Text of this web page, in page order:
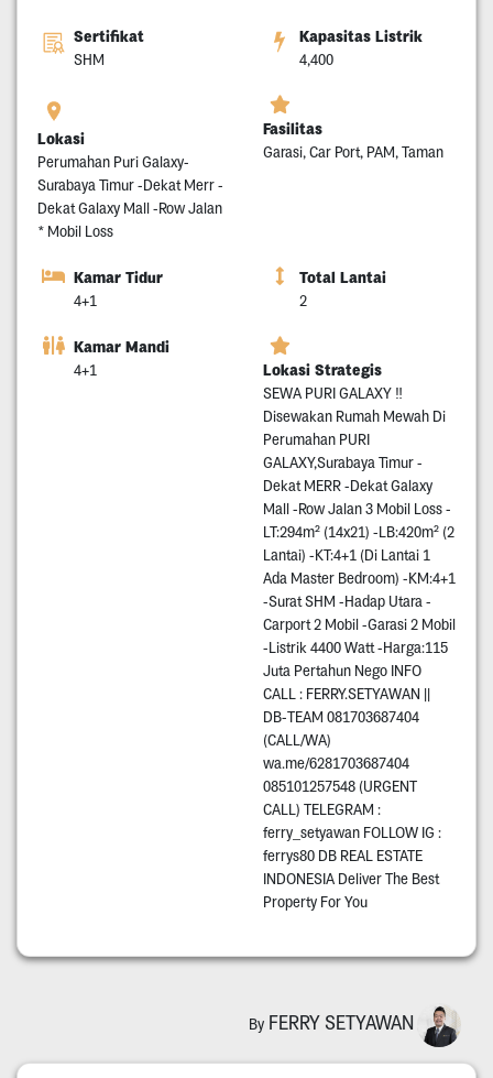
Sertifikat
SHM
Kapasitas Listrik
4,400
Lokasi
Perumahan Puri Galaxy-
Surabaya Timur -Dekat Merr -
Dekat Galaxy Mall -Row Jalan
* Mobil Loss
Fasilitas
Garasi, Car Port, PAM, Taman
Kamar Tidur
4+1
Total Lantai
2
Kamar Mandi
4+1 Lokasi Strategis
SEWA PURI GALAXY ‼️
Disewakan Rumah Mewah Di
Perumahan PURI
GALAXY,Surabaya Timur -
Dekat MERR -Dekat Galaxy
Mall -Row Jalan 3 Mobil Loss -
LT:294m² (14x21) -LB:420m² (2
Lantai) -KT:4+1 (Di Lantai 1
Ada Master Bedroom) -KM:4+1
-Surat SHM -Hadap Utara -
Carport 2 Mobil -Garasi 2 Mobil
-Listrik 4400 Watt -Harga:115
Juta Pertahun Nego INFO
CALL : FERRY.SETYAWAN ||
DB-TEAM 081703687404
(CALL/WA)
wa.me/6281703687404
085101257548 (URGENT
CALL) TELEGRAM :
ferry_setyawan FOLLOW IG :
ferrys80 DB REAL ESTATE
INDONESIA Deliver The Best
Property For You
By FERRY SETYAWAN